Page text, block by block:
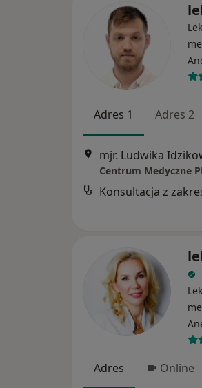
Adres 1 Adres 2
mjr. Ludwika
Centrum Medyczne
Adres Online